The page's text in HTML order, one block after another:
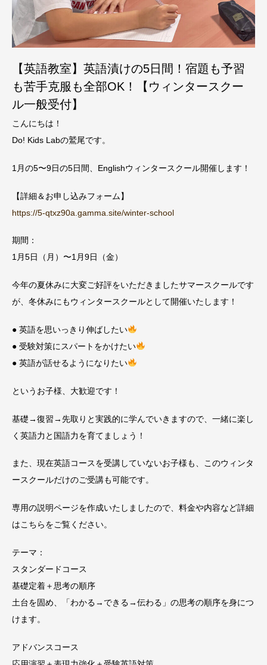
【英語教室】英語漬けの5日間！宿題も予習
も苦手克服も全部OK！【ウィンタースクー
ル一般受付】
こんにちは！
Do! Kids Labの鷲尾です。
1月の5〜9日の5日間、Englishウィンタースクール開催します！
【詳細＆お申し込みフォーム】
https://5-qtxz90a.gamma.site/winter-school
期間：
1月5日（月）〜1月9日（金）
今年の夏休みに大変ご好評をいただきましたサマースクールです
が、冬休みにもウィンタースクールとして開催いたします！
● 英語を思いっきり伸ばしたい
● 受験対策にスパートをかけたい
● 英語が話せるようになりたい
というお子様、大歓迎です！
基礎→復習→先取りと実践的に学んでいきますので、一緒に楽し
く英語力と国語力を育てましょう！
また、現在英語コースを受講していないお子様も、このウィンタ
ースクールだけのご受講も可能です。
専用の説明ページを作成いたしましたので、料金や内容など詳細
はこちらをご覧ください。
テーマ：
スタンダードコース
基礎定着＋思考の順序
土台を固め、「わかる→できる→伝わる」の思考の順序を身につ
けます。
アドバンスコース